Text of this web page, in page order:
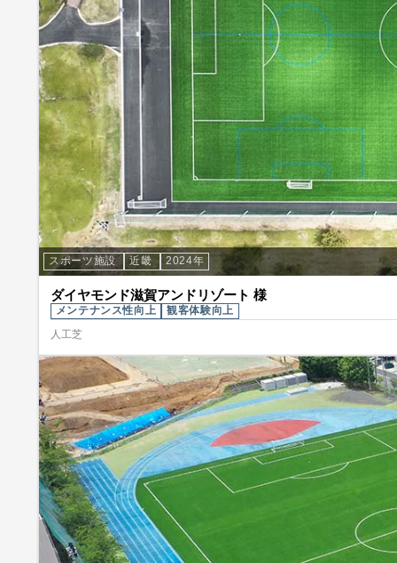
スポーツ施設 近畿 2024年
ダイヤモンド滋賀アンドリゾート 様
メンテナンス性向上
観客体験向上
人工芝